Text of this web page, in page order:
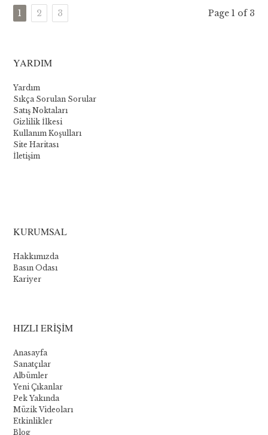
Page 1 of 3
1 2 3
YARDIM
Yardım
Sıkça Sorulan Sorular
Satış Noktaları
Gizlilik İlkesi
Kullanım Koşulları
Site Haritası
İletişim
:
Les
meilleurs
jeux
Bien
que
Novomatic
propose
quelques
KURUMSAL
Hakkımızda
Basın Odası
Kariyer
HIZLI ERİŞİM
Anasayfa
Sanatçılar
Albümler
Yeni Çıkanlar
Pek Yakında
Müzik Videoları
Etkinlikler
Blog